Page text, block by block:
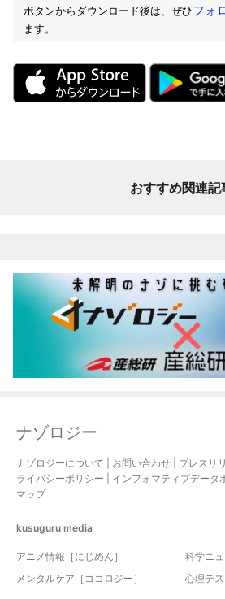
ボタンからダウンロード後は、ぜひフォ
ます。
おすすめ関連記
ナゾロジー
ナゾロジーについて お問い合わせ プレスリ
ライバシーポリシー
インフォマティブデータ
マップ
kusuguru media
アニメ情報［にじめん］
科学ニュ
メンタルケア［ココロジー］
心理テス